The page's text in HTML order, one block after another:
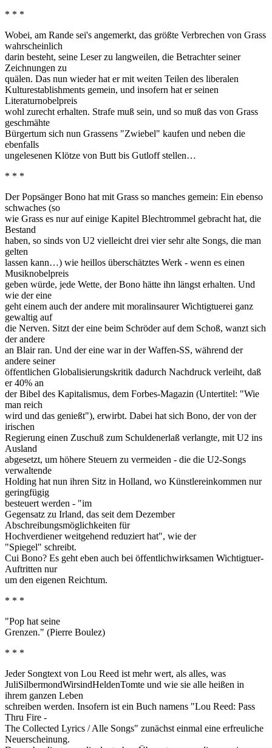
* * *
Wobei, am Rande sei's angemerkt, das größte Verbrechen von Grass
wahrscheinlich
darin besteht, seine Leser zu langweilen, die Betrachter seiner
Zeichnungen zu
quälen. Das nun wieder hat er mit weiten Teilen des liberalen
Kulturestablishments gemein, und insofern hat er seinen
Literaturnobelpreis
wohl zurecht erhalten. Strafe muß sein, und so muß das von Grass
geschmähte
Bürgertum sich nun Grassens "Zwiebel" kaufen und neben die
ebenfalls
ungelesenen Klötze von Butt bis Gutloff stellen…
* * *
Der Popsänger Bono hat mit Grass so manches gemein: Ein ebenso
schwaches (so
wie Grass es nur auf einige Kapitel Blechtrommel gebracht hat, die
Bestand
haben, so sinds von U2 vielleicht drei vier sehr alte Songs, die man
gelten
lassen kann…) wie heillos überschätztes Werk - wenn es einen
Musiknobelpreis
geben würde, jede Wette, der Bono hätte ihn längst erhalten. Und
wie der eine
geht einem auch der andere mit moralinsaurer Wichtigtuerei ganz
gewaltig auf
die Nerven. Sitzt der eine beim Schröder auf dem Schoß, wanzt sich
der andere
an Blair ran. Und der eine war in der Waffen-SS, während der
andere seiner
öffentlichen Globalisierungskritik dadurch Nachdruck verleiht, daß
er 40% an
der Bibel des Kapitalismus, dem Forbes-Magazin (Untertitel: "Wie
man reich
wird und das genießt"), erwirbt. Dabei hat sich Bono, der von der
irischen
Regierung einen Zuschuß zum Schuldenerlaß verlangte, mit U2 ins
Ausland
abgesetzt, um höhere Steuern zu vermeiden - die die U2-Songs
verwaltende
Holding hat nun ihren Sitz in Holland, wo Künstlereinkommen nur
geringfügig
besteuert werden - "im
Gegensatz zu Irland, das seit dem Dezember
Abschreibungsmöglichkeiten für
Hochverdiener weitgehend reduziert hat", wie der
"Spiegel" schreibt.
Cui Bono? Es geht eben auch bei öffentlichwirksamen Wichtigtuer-
Auftritten nur
um den eigenen Reichtum.
* * *
"Pop hat seine
Grenzen." (Pierre Boulez)
* * *
Jeder Songtext von Lou Reed ist mehr wert, als alles, was
JuliSilbermondWirsindHeldenTomte und wie sie alle heißen in
ihrem ganzen Leben
schreiben werden. Insofern ist ein Buch namens "Lou Reed: Pass
Thru Fire -
The Collected Lyrics / Alle Songs" zunächst einmal eine erfreuliche
Neuerscheinung.